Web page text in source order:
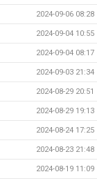
2024-09-06 08:28
2024-09-04 10:55
2024-09-04 08:17
2024-09-03 21:34
2024-08-29 20:51
2024-08-29 19:13
2024-08-24 17:25
2024-08-23 21:48
2024-08-19 11:09